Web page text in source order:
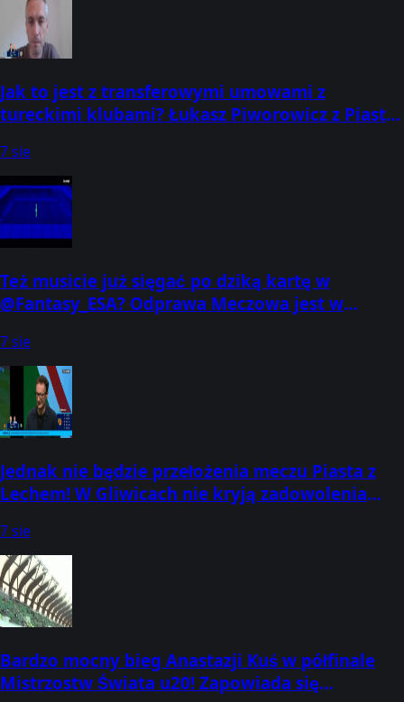
Jak to jest z transferowymi umowami z
tureckimi klubami? Łukasz Piworowicz z Piasta
7 sie
Też musicie już sięgać po dziką kartę w
@Fantasy_ESA? Odprawa Meczowa jest w
7 sie
Jednak nie będzie przełożenia meczu Piasta z
Lechem! W Gliwicach nie kryją zadowolenia
7 sie
Bardzo mocny bieg Anastazji Kuś w półfinale
Mistrzostw Świata u20! Zapowiada się